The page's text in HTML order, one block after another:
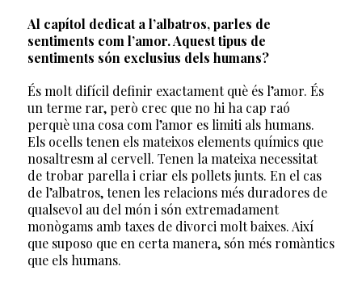
Al capítol dedicat a l’albatros, parles de
sentiments com l’amor. Aquest tipus de
sentiments són exclusius dels humans?
És molt difícil definir exactament què és l’amor. És
un terme rar, però crec que no hi ha cap raó
perquè una cosa com l’amor es limiti als humans.
Els ocells tenen els mateixos elements químics que
nosaltresm al cervell. Tenen la mateixa necessitat
de trobar parella i criar els pollets junts. En el cas
de l’albatros, tenen les relacions més duradores de
qualsevol au del món i són extremadament
monògams amb taxes de divorci molt baixes. Així
que suposo que en certa manera, són més romàntics
que els humans.